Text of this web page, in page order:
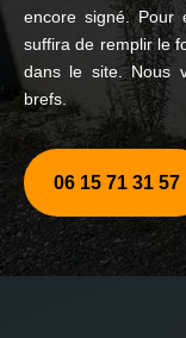
encore signé. Pour
suffira de remplir le
dans le site. Nous
brefs.
06 15 71 31 57